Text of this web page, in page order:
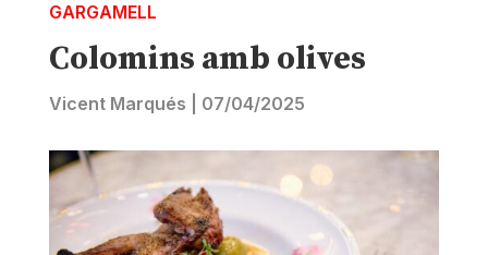
GARGAMELL
Colomins amb olives
Vicent Marqués 07/04/2025